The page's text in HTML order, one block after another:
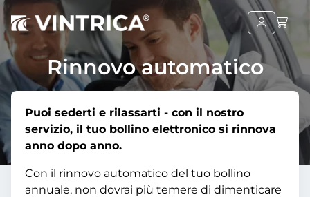
Rinnovo automatico
Puoi sederti e rilassarti - con il nostro
servizio, il tuo bollino elettronico si rinnova
anno dopo anno.
Con il rinnovo automatico del tuo bollino
annuale, non dovrai più temere di dimenticare